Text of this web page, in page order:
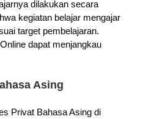
dilakukan secara
kegiatan belajar mengajar
target pembelajaran.
dapat menjangkau
Asing
Privat Bahasa Asing di